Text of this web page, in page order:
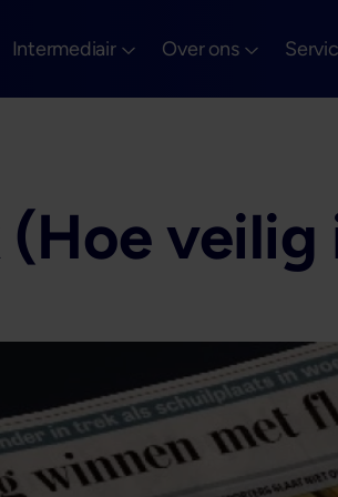
Intermediair Over ons
veilig